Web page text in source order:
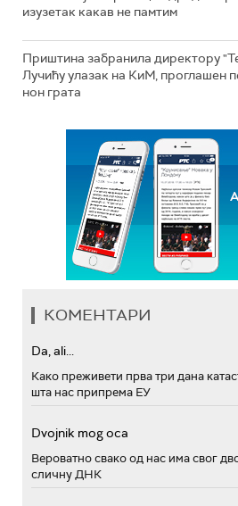
изузетак какав не памтим
Приштина забранила директору
Лучићу улазак на КиМ, проглашен
нон грата
КОМЕНТАРИ
Da, ali...
Како преживети прва три дана
шта нас припрема ЕУ
Dvojnik mog oca
Вероватно свако од нас има свог
сличну ДНК